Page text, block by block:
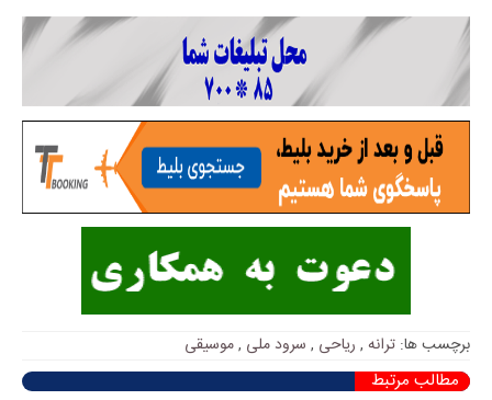
برچسب ها: ترانه , ریاحی , سرود ملی ,موسیقی
مطالب مرتبط